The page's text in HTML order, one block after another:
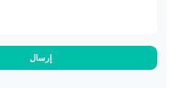
إرسال